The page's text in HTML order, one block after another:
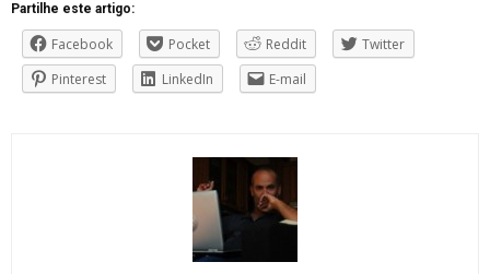
Partilhe este artigo:
Facebook Pocket Reddit
Twitter
Pinterest
LinkedIn E-mail